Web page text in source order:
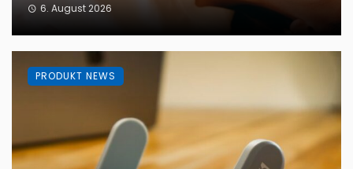
6. August 2026
PRODUKT NEWS